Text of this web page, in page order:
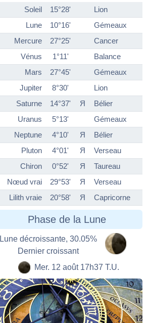
Soleil 15°28'
Lion
Lune
10°16'
Gémeaux
Mercure
27°25'
Cancer
Vénus
1°11'
Balance
Mars
27°45'
Gémeaux
Jupiter
8°30'
Lion
Saturne
14°37' Я
Bélier
Uranus
5°13'
Gémeaux
Neptune
4°10' Я
Bélier
Pluton
4°01' Я
Verseau
Chiron
0°52' Я
Taureau
Nœud vrai
29°53' Я
Verseau
Lilith vraie
20°58' Я Capricorne
Phase de la Lune
Lune décroissante, 30.05%
Dernier croissant
Mer. 12 août 17h37 T.U.